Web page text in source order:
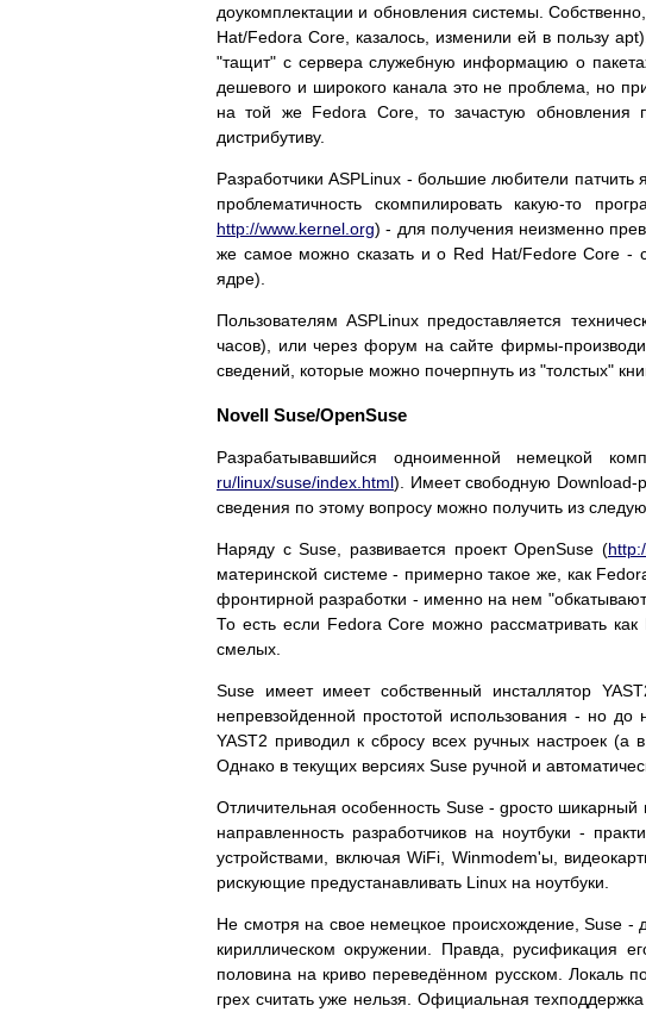
доукомплектации и обновления системы.
Hat/Fedora Core, казалось, изменили ей в пользу
"тащит" с сервера служебную информацию о
дешевого и широкого канала это не проблема, но
на той же Fedora Core, то зачастую обновления
дистрибутиву.
Разработчики ASPLinux - большие любители патчить
проблематичность скомпилировать какую-то
http://www.kernel.org) - для получения неизменно
же самое можно сказать и о Red Hat/Fedore Core -
ядре).
Пользователям ASPLinux предоставляется
часов), или через форум на сайте фирмы-
сведений, которые можно почерпнуть из "толстых"
Novell Suse/OpenSuse
Разрабатывавшийся одноименной немецкой
ru/linux/suse/index.html). Имеет свободную Download-
сведения по этому вопросу можно получить из
Наряду с Suse, развивается проект OpenSuse (
материнской системе - примерно такое же, как
фронтирной разработки - именно на нем
То есть если Fedora Core можно рассматривать
смелых.
Suse имеет имеет собственный инсталлятор
непревзойденной простотой использования - но
YAST2 приводил к сбросу всех ручных настроек (а
Однако в текущих версиях Suse ручной и
Отличительная особенность Suse - gросто
направленность разработчиков на ноутбуки -
устройствами, включая WiFi, Winmodem'ы,
рискующие предустанавливать Linux на ноутбуки.
Не смотря на свое немецкое происхождение, Suse -
кириллическом окружении. Правда, русификация
половина на криво переведённом русском.
грех считать уже нельзя. Официальная